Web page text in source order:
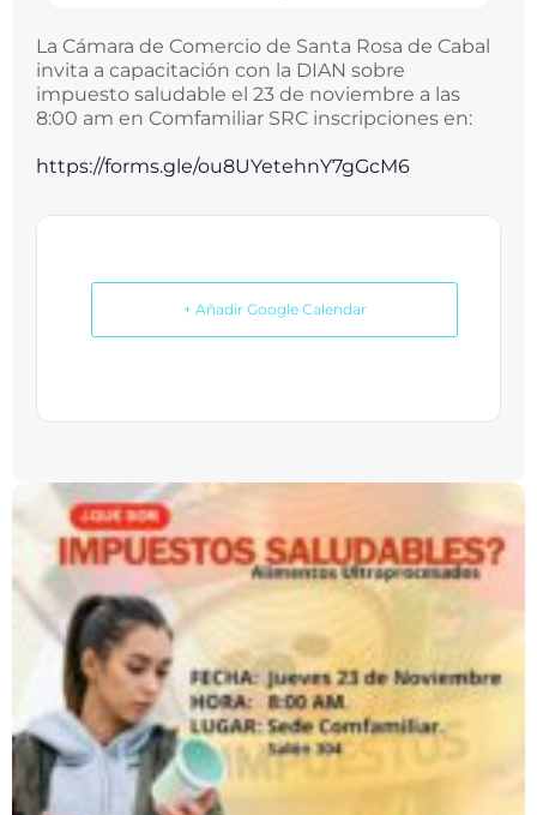
La Cámara de Comercio de Santa Rosa de Cabal
invita a capacitación con la DIAN sobre
impuesto saludable el 23 de noviembre a las
8:00 am en Comfamiliar SRC inscripciones en:
https://forms.gle/ou8UYetehnY7gGcM6
+ Añadir Google Calendar